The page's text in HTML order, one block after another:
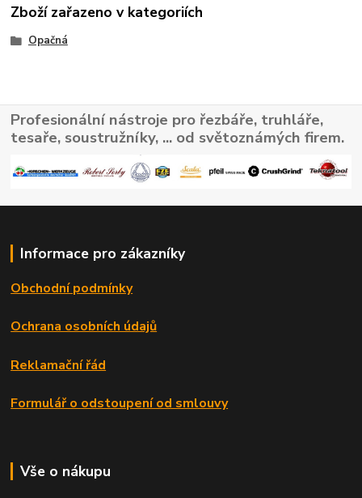
Zboží zařazeno v kategoriích
Opačná
Profesionální nástroje pro řezbáře, truhláře,
tesaře, soustružníky, ... od světoznámých firem.
Informace pro zákazníky
Obchodní podmínky
Ochrana osobních údajů
Reklamační řád
Formulář o odstoupení od smlouvy
Vše o nákupu